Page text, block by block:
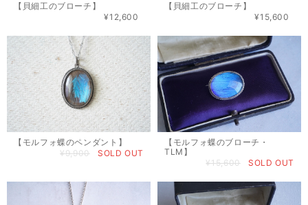
【貝細工のブローチ】
¥12,600
【貝細工のブローチ】
¥15,600
【モルフォ蝶のペンダント】
¥9,900
SOLD OUT
【モルフォ蝶のブローチ・
TLM】
¥15,600
SOLD OUT